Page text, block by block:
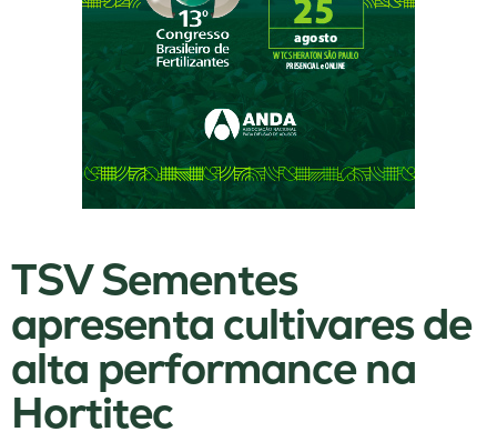
TSV Sementes
apresenta cultivares de
alta performance na
Hortitec